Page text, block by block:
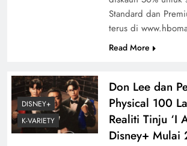
Standard dan
terus di
Read More
DISNEY+
K-VARIETY
Don Lee dan
Physical 100
Realiti Tinju ‘I
Disney+ Mulai